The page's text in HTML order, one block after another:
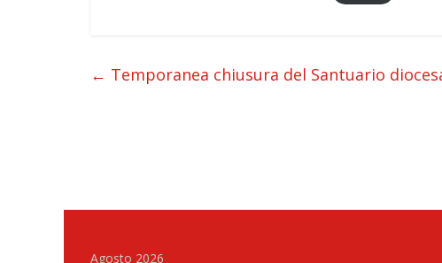
← Temporanea chiusura del Santuario
Agosto 2026